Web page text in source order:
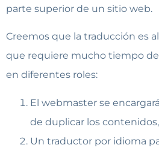
parte superior de un sitio web.
Creemos que la traducción es
que requiere mucho tiempo
en diferentes roles:
El webmaster se
de duplicar los contenidos,
Un traductor por idioma